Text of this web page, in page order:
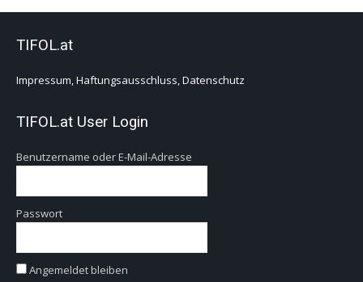
TIFOL.at
Impressum, Haftungsausschluss, Datenschutz
TIFOL.at User Login
Benutzername oder E-Mail-Adresse
Passwort
Angemeldet bleiben